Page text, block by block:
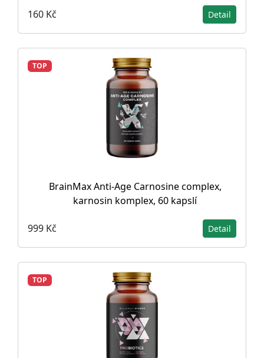
160 Kč Detail
TOP
BrainMax Anti-Age Carnosine complex,
karnosin komplex, 60 kapslí
999 Kč Detail
TOP